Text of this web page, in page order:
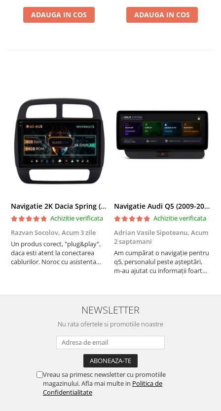
ADAUGA IN COS ADAUGA IN COS
Navigatie 2K Dacia Spring (2021- Prezent), Android, S-Quadcore / 4GB RAM + 64GB ROM, 9.5 Inch - AD-BGS90042K+AD-BGRKIT366V4s
Achizitie verificata
Razvan Socolov, Acum 3 zile
Un produs corect, "plug&play",
daca esti atent la conectarea
cablurilor. Noroc cu asistenta
atras atentia ca nu era conectat
cablul de video de la camera
Navigatie Audi Q5 (2009-2017), Linux OS & OEM, MMI 3G, CarPlay & Android Auto Wireless, MirrorLink, Camera AHD, 12.3 Inch - AD-BGAALNXH+AD-BGRKITQ5002
Achizitie verificata
Adrian Vasile Sipoteanu, Acum
2 saptamani
Am cumpărat o navigație pentru
q5, personalul peste așteptări,
m-au ajutat cu informații foarte
serviabili, livrare rapidă, suport
tehnic, totul impecabil, o să revin
la ei și pentru vi...
NEWSLETTER
Nu rata ofertele si promotiile noastre
Vreau sa primesc newsletter cu promotiile
magazinului. Afla mai multe in Politica de
Confidentialitate